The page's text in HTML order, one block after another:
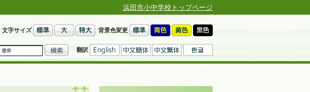
浜田市小中学校トップページ
文字サイズ 背景色変更
翻訳